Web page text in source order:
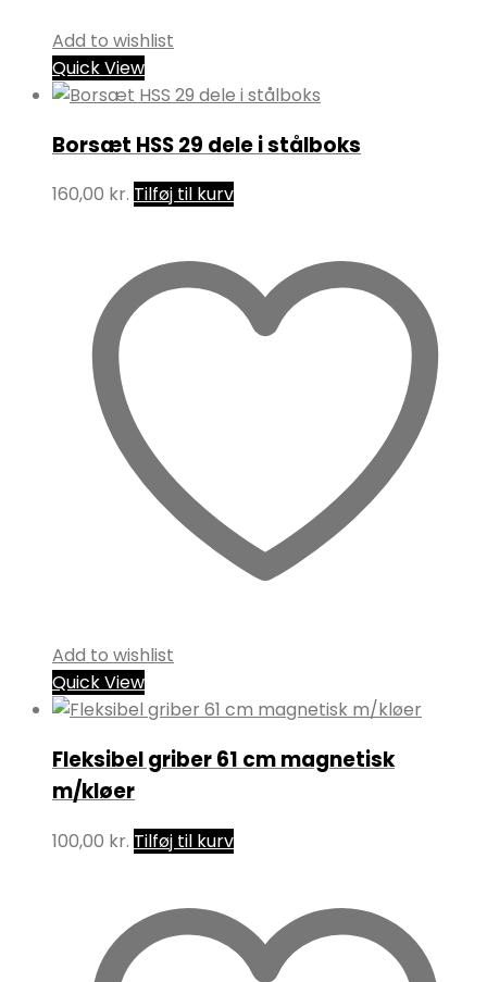
Add to wishlist
Quick View
Borsæt HSS 29 dele i stålboks
160,00 kr. Tilføj til kurv
Add to wishlist
Quick View
Fleksibel griber 61 cm magnetisk
m/kløer
100,00 kr. Tilføj til kurv